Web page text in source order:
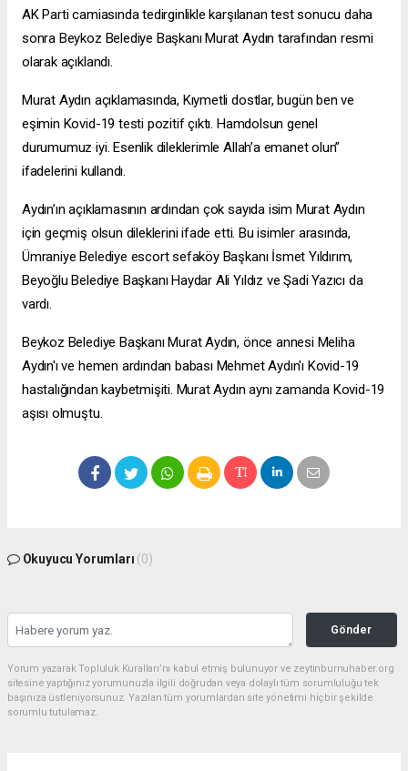
AK Parti camiasında tedirginlikle karşılanan test sonucu daha
sonra Beykoz Belediye Başkanı Murat Aydın tarafından resmi
olarak açıklandı.
Murat Aydın açıklamasında, Kıymetli dostlar, bugün ben ve
eşimin Kovid-19 testi pozitif çıktı. Hamdolsun genel
durumumuz iyi. Esenlik dileklerimle Allah’a emanet olun”
ifadelerini kullandı.
Aydın’ın açıklamasının ardından çok sayıda isim Murat Aydın
için geçmiş olsun dileklerini ifade etti. Bu isimler arasında,
Ümraniye Belediye escort sefaköyBaşkanı İsmet Yıldırım,
Beyoğlu Belediye Başkanı Haydar Ali Yıldız ve Şadi Yazıcı da
vardı.
Beykoz Belediye Başkanı Murat Aydın, önce annesi Meliha
Aydın'ı ve hemen ardından babası Mehmet Aydın'ı Kovid-19
hastalığından kaybetmişiti. Murat Aydın aynı zamanda Kovid-19
aşısı olmuştu.
Okuyucu Yorumları (0)
Gönder
Yorum yazarak Topluluk Kuralları’nı kabul etmiş bulunuyor ve zeytinburnuhaber.org
sitesine yaptığınız yorumunuzla ilgili doğrudan veya dolaylı tüm sorumluluğu tek
başınıza üstleniyorsunuz. Yazılan tüm yorumlardan site yönetimi hiçbir şekilde
sorumlu tutulamaz.